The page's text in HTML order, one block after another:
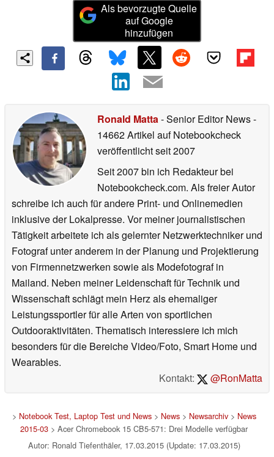
Als bevorzugte Quelle
auf Google
hinzufügen
Ronald Matta- Senior Editor News-
14662 Artikel auf Notebookcheck
veröffentlichtseit 2007
Seit 2007 bin ich Redakteur bei
Notebookcheck.com. Als freier Autor
schreibe ich auch für andere Print- und Onlinemedien
inklusive der Lokalpresse. Vor meiner journalistischen
Tätigkeit arbeitete ich als gelernter Netzwerktechniker und
Fotograf unter anderem in der Planung und Projektierung
von Firmennetzwerken sowie als Modefotograf in
Mailand. Neben meiner Leidenschaft für Technik und
Wissenschaft schlägt mein Herz als ehemaliger
Leistungssportler für alle Arten von sportlichen
Outdooraktivitäten. Thematisch interessiere ich mich
besonders für die Bereiche Video/Foto, Smart Home und
Wearables.
Kontakt:
@RonMatta
> Notebook Test, Laptop Test und News> News> Newsarchiv> News
2015-03 > Acer Chromebook 15 CB5-571: Drei Modelle verfügbar
Autor: Ronald Tiefenthäler, 17.03.2015 (Update: 17.03.2015)